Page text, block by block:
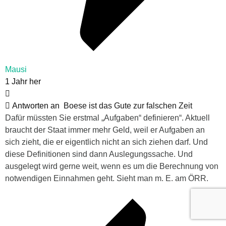
Mausi
1 Jahr her
Antworten an
Boese ist das Gute zur falschen Zeit
Dafür müssten Sie erstmal „Aufgaben“ definieren“. Aktuell
braucht der Staat immer mehr Geld, weil er Aufgaben an
sich zieht, die er eigentlich nicht an sich ziehen darf. Und
diese Definitionen sind dann Auslegungssache. Und
ausgelegt wird gerne weit, wenn es um die Berechnung von
notwendigen Einnahmen geht. Sieht man m. E. am ÖRR.